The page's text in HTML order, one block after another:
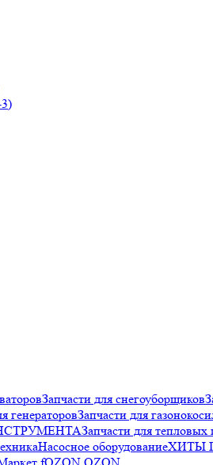
Запчасти для снегоуборщиков
генераторовЗапчасти для
Запчасти для
Насосное оборудованиеХИТЫ